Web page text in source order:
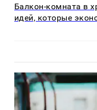
Балкон-комната в
идей, которые